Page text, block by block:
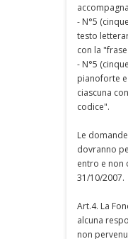
- N°5
testo
con la
- N°5
pianoforte
ciascuna
codice".
Le
dovranno
entro e non
31/10/2007.
Art.4. La
alcuna
non